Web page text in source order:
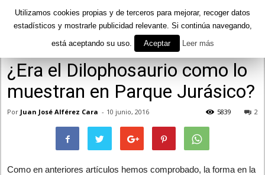
Curiosidades Mundo Natural
¿Era el Dilophosaurio como lo
muestran en Parque Jurásico?
Por Juan José Alférez Cara - 10 junio, 2016 2
5839
Como en anteriores artículos hemos comprobado, la forma en la
Utilizamos cookies propias y de terceros para mejorar, recoger datos
estadísticos y mostrarle publicidad relevante. Si continúa navegando,
está aceptando su uso.
Aceptar Leer más